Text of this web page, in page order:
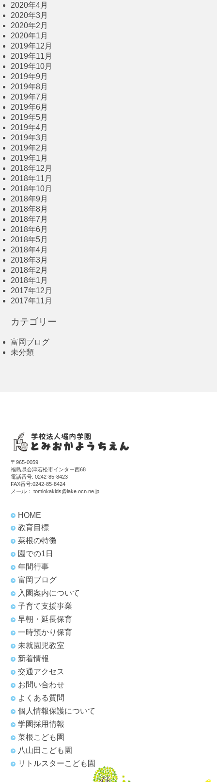
2020年4月
2020年3月
2020年2月
2020年1月
2019年12月
2019年11月
2019年10月
2019年9月
2019年8月
2019年7月
2019年6月
2019年5月
2019年4月
2019年3月
2019年2月
2019年1月
2018年12月
2018年11月
2018年10月
2018年9月
2018年8月
2018年7月
2018年6月
2018年5月
2018年4月
2018年3月
2018年2月
2018年1月
2017年12月
2017年11月
カテゴリー
富岡ブログ
未分類
〒965-0059
福島県会津若松市インター西68
電話番号:0242-85-8423
FAX番号:0242-85-8424
メール：tomiokakids@lake.ocn.ne.jp
HOME
教育目標
菜根の特徴
園での1日
年間行事
富岡ブログ
入園案内について
子育て支援事業
早朝・延長保育
一時預かり保育
未就園児教室
新着情報
交通アクセス
お問い合わせ
よくある質問
個人情報保護について
学園採用情報
菜根こども園
八山田こども園
リトルスターこども園